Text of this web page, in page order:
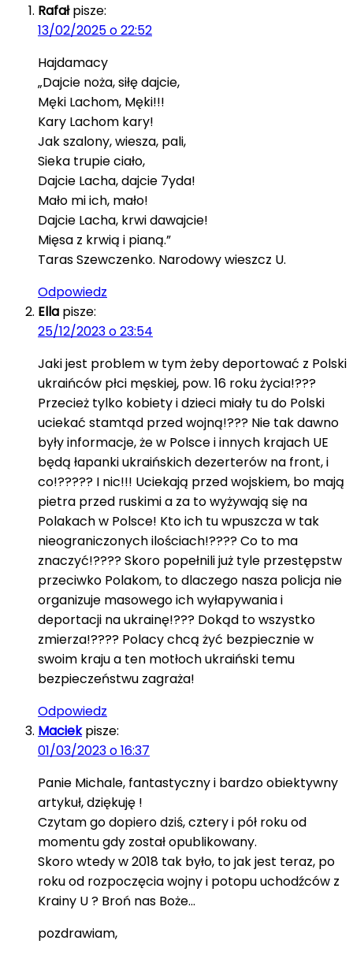
Rafał pisze:
13/02/2025 o 22:52
Hajdamacy
„Dajcie noża, siłę dajcie,
Męki Lachom, Męki!!!
Kary Lachom kary!
Jak szalony, wiesza, pali,
Sieka trupie ciało,
Dajcie Lacha, dajcie 7yda!
Mało mi ich, mało!
Dajcie Lacha, krwi dawajcie!
Mięsa z krwią i pianą.”
Taras Szewczenko. Narodowy wieszcz U.
Odpowiedz
Ella pisze:
25/12/2023 o 23:54
Jaki jest problem w tym żeby deportować z Polski
ukraińców płci męskiej, pow. 16 roku życia!???
Przecież tylko kobiety i dzieci miały tu do Polski
uciekać stamtąd przed wojną!??? Nie tak dawno
były informacje, że w Polsce i innych krajach UE
będą łapanki ukraińskich dezerterów na front, i
co!????? I nic!!! Uciekają przed wojskiem, bo mają
pietra przed ruskimi a za to wyżywają się na
Polakach w Polsce! Kto ich tu wpuszcza w tak
nieograniczonych ilościach!???? Co to ma
znaczyć!???? Skoro popełnili już tyle przestępstw
przeciwko Polakom, to dlaczego nasza policja nie
organizuje masowego ich wyłapywania i
deportacji na ukrainę!??? Dokąd to wszystko
zmierza!???? Polacy chcą żyć bezpiecznie w
swoim kraju a ten motłoch ukraiński temu
bezpieczeństwu zagraża!
Odpowiedz
Maciek pisze:
01/03/2023 o 16:37
Panie Michale, fantastyczny i bardzo obiektywny
artykuł, dziękuję !
Czytam go dopiero dziś, cztery i pół roku od
momentu gdy został opublikowany.
Skoro wtedy w 2018 tak było, to jak jest teraz, po
roku od rozpoczęcia wojny i potopu uchodźców z
Krainy U ? Broń nas Boże…
pozdrawiam,